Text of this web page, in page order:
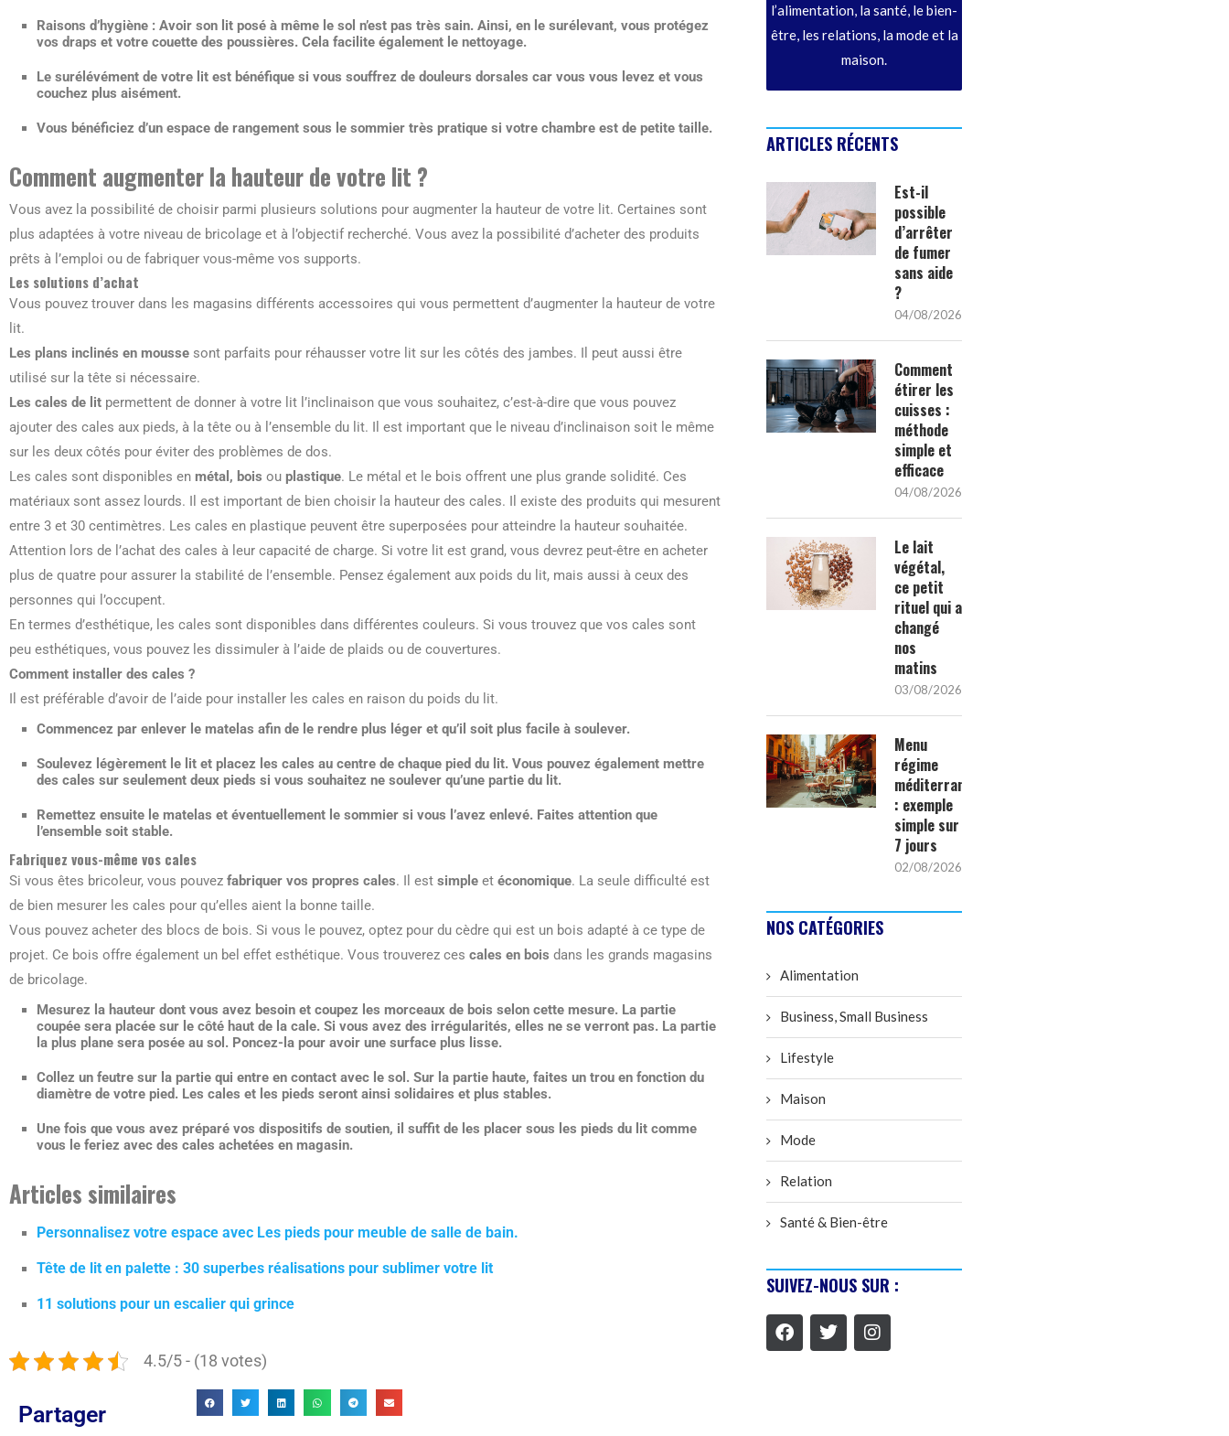
Raisons d’hygiène : Avoir son lit posé à même le sol n’est pas très sain. Ainsi, en le surélevant, vous protégez
vos draps et votre couette des poussières. Cela facilite également le nettoyage.
Le surélévément de votre lit est bénéfique si vous souffrez de douleurs dorsales car vous vous levez et vous
couchez plus aisément.
Vous bénéficiez d’un espace de rangement sous le sommier très pratique si votre chambre est de petite taille.
Comment augmenter la hauteur de votre lit ?
Vous avez la possibilité de choisir parmi plusieurs solutions pour augmenter la hauteur de votre lit. Certaines sont
plus adaptées à votre niveau de bricolage et à l’objectif recherché. Vous avez la possibilité d’acheter des produits
prêts à l’emploi ou de fabriquer vous-même vos supports.
Les solutions d’achat
Vous pouvez trouver dans les magasins différents accessoires qui vous permettent d’augmenter la hauteur de votre
lit.
Les plans inclinés en mousse sont parfaits pour réhausser votre lit sur les côtés des jambes. Il peut aussi être
utilisé sur la tête si nécessaire.
Les cales de lit permettent de donner à votre lit l’inclinaison que vous souhaitez, c’est-à-dire que vous pouvez
ajouter des cales aux pieds, à la tête ou à l’ensemble du lit. Il est important que le niveau d’inclinaison soit le même
sur les deux côtés pour éviter des problèmes de dos.
Les cales sont disponibles en métal, bois ou plastique. Le métal et le bois offrent une plus grande solidité. Ces
matériaux sont assez lourds. Il est important de bien choisir la hauteur des cales. Il existe des produits qui mesurent
entre 3 et 30 centimètres. Les cales en plastique peuvent être superposées pour atteindre la hauteur souhaitée.
Attention lors de l’achat des cales à leur capacité de charge. Si votre lit est grand, vous devrez peut-être en acheter
plus de quatre pour assurer la stabilité de l’ensemble. Pensez également aux poids du lit, mais aussi à ceux des
personnes qui l’occupent.
En termes d’esthétique, les cales sont disponibles dans différentes couleurs. Si vous trouvez que vos cales sont
peu esthétiques, vous pouvez les dissimuler à l’aide de plaids ou de couvertures.
Comment installer des cales ?
Il est préférable d’avoir de l’aide pour installer les cales en raison du poids du lit.
Commencez par enlever le matelas afin de le rendre plus léger et qu’il soit plus facile à soulever.
Soulevez légèrement le lit et placez les cales au centre de chaque pied du lit. Vous pouvez également mettre
des cales sur seulement deux pieds si vous souhaitez ne soulever qu’une partie du lit.
Remettez ensuite le matelas et éventuellement le sommier si vous l’avez enlevé. Faites attention que
l’ensemble soit stable.
Fabriquez vous-même vos cales
Si vous êtes bricoleur, vous pouvez fabriquer vos propres cales. Il est simple et économique. La seule difficulté est
de bien mesurer les cales pour qu’elles aient la bonne taille.
Vous pouvez acheter des blocs de bois. Si vous le pouvez, optez pour du cèdre qui est un bois adapté à ce type de
projet. Ce bois offre également un bel effet esthétique. Vous trouverez ces cales en bois dans les grands magasins
de bricolage.
Mesurez la hauteur dont vous avez besoin et coupez les morceaux de bois selon cette mesure. La partie
coupée sera placée sur le côté haut de la cale. Si vous avez des irrégularités, elles ne se verront pas. La partie
la plus plane sera posée au sol. Poncez-la pour avoir une surface plus lisse.
Collez un feutre sur la partie qui entre en contact avec le sol. Sur la partie haute, faites un trou en fonction du
diamètre de votre pied. Les cales et les pieds seront ainsi solidaires et plus stables.
Une fois que vous avez préparé vos dispositifs de soutien, il suffit de les placer sous les pieds du lit comme
vous le feriez avec des cales achetées en magasin.
Articles similaires
Personnalisez votre espace avec Les pieds pour meuble de salle de bain.
Tête de lit en palette : 30 superbes réalisations pour sublimer votre lit
11 solutions pour un escalier qui grince
4.5/5 - (18 votes)
Partager
l’alimentation, la santé, le bien-
être, les relations, la mode et la
maison.
ARTICLES RÉCENTS
Est-il
possible
d’arrêter
de fumer
sans aide
?
04/08/2026
Comment
étirer les
cuisses :
méthode
simple et
efficace
04/08/2026
Le lait
végétal,
ce petit
rituel qui a
changé
nos
matins
03/08/2026
Menu
régime
méditerranéen
: exemple
simple sur
7 jours
02/08/2026
NOS CATÉGORIES
Alimentation
Business, Small Business
Lifestyle
Maison
Mode
Relation
Santé & Bien-être
SUIVEZ-NOUS SUR :